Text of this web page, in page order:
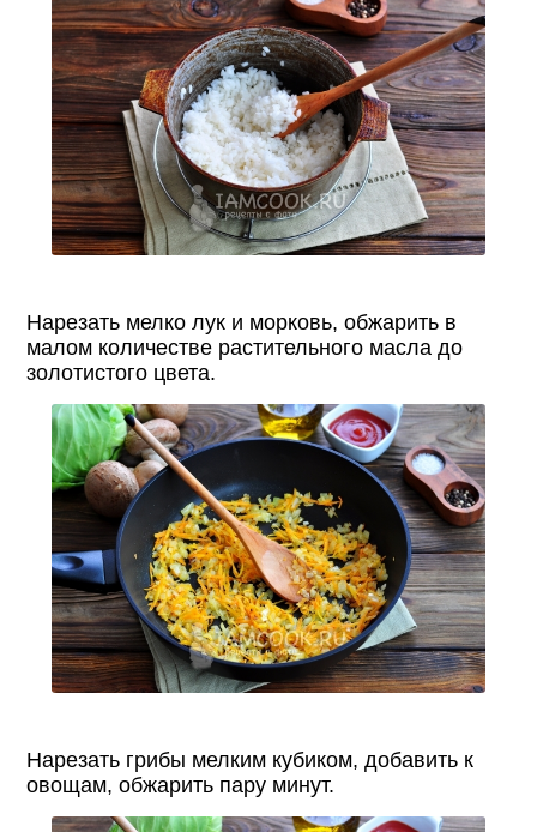
Нарезать мелко лук и морковь, обжарить в
малом количестве растительного масла до
золотистого цвета.
Нарезать грибы мелким кубиком, добавить к
овощам, обжарить пару минут.